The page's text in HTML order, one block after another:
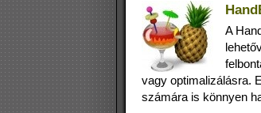
A
vagy optimalizálásra.
számára is könnyen